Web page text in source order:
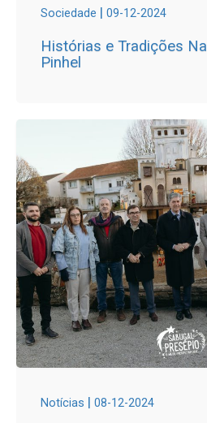
Sociedade | 09-12-2024
Histórias e Tradições
Pinhel
Notícias | 08-12-2024